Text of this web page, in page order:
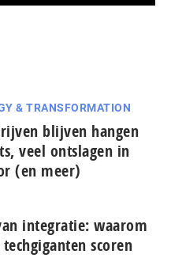
& TRANSFORMATION
blijven hangen
veel ontslagen in
(en meer)
integratie: waarom
tech­gi­gan­ten scoren